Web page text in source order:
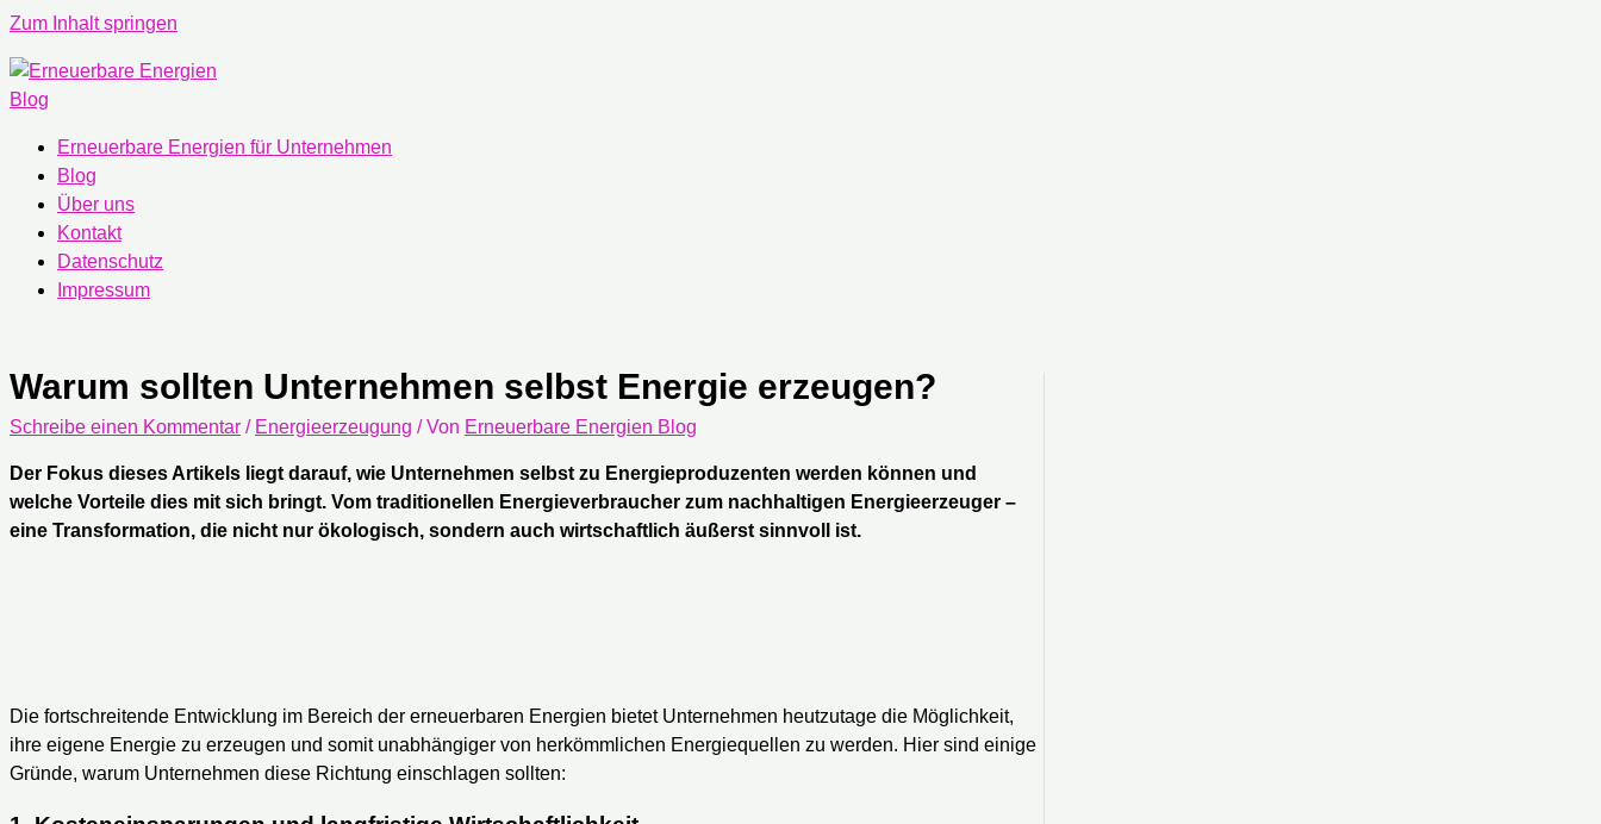
Zum Inhalt springen
Erneuerbare Energien für Unternehmen
Blog
Über uns
Kontakt
Datenschutz
Impressum
Warum sollten Unternehmen selbst Energie erzeugen?
Schreibe einen Kommentar / Energieerzeugung / Von Erneuerbare Energien Blog
Der Fokus dieses Artikels liegt darauf, wie Unternehmen selbst zu Energieproduzenten werden können und
welche Vorteile dies mit sich bringt. Vom traditionellen Energieverbraucher zum nachhaltigen Energieerzeuger –
eine Transformation, die nicht nur ökologisch, sondern auch wirtschaftlich äußerst sinnvoll ist.
Die fortschreitende Entwicklung im Bereich der erneuerbaren Energien bietet Unternehmen heutzutage die Möglichkeit,
ihre eigene Energie zu erzeugen und somit unabhängiger von herkömmlichen Energiequellen zu werden. Hier sind einige
Gründe, warum Unternehmen diese Richtung einschlagen sollten: